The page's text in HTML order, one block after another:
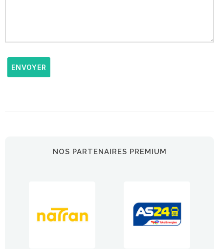
ENVOYER
NOS PARTENAIRES PREMIUM